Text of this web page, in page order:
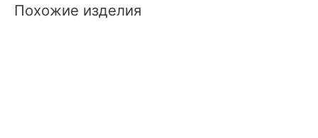
Похожие изделия